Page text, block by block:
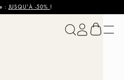
:JUSQU'À -50% !